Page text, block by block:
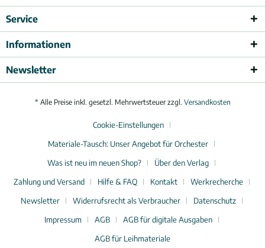
Service
Informationen
Newsletter
* Alle Preise inkl. gesetzl. Mehrwertsteuer zzgl. Versandkosten
Cookie-Einstellungen
Materiale-Tausch: Unser Angebot für Orchester
Was ist neu im neuen Shop?
Über den Verlag
Zahlung und Versand
Hilfe & FAQ Kontakt
Werkrecherche
Newsletter
Widerrufsrecht als Verbraucher
Datenschutz
Impressum
AGB
AGB für digitale Ausgaben
AGB für Leihmateriale